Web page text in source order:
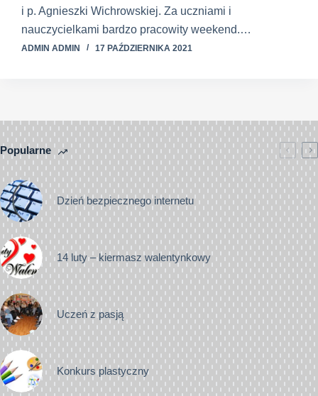
i p. Agnieszki Wichrowskiej. Za uczniami i
nauczycielkami bardzo pracowity weekend.…
ADMIN ADMIN 17 PAŹDZIERNIKA 2021
Popularne
Dzień bezpiecznego internetu
14 luty – kiermasz walentynkowy
Uczeń z pasją
Konkurs plastyczny